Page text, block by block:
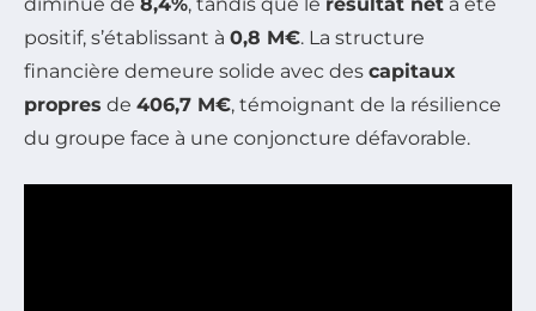
positif, s’établissant à 0,8 M€. La structure
financière demeure solide avec des capitaux
propres de 406,7 M€, témoignant de la résilience
du groupe face à une conjoncture défavorable.